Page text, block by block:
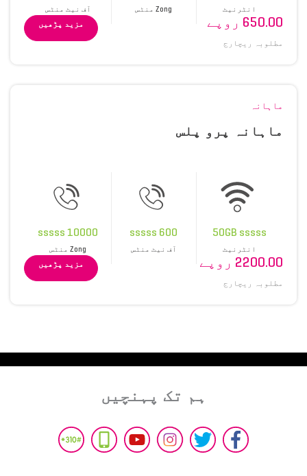
انٹرنیٹ Zong منٹس آف نیٹ منٹس
650.00 روپے
مطلوبہ ریچارج
مزید پڑھیں
ماہانہ
ماہانہ پرو پلس
50GB sssss
انٹرنیٹ
600 sssss
آف نیٹ منٹس
10000 sssss
Zong منٹس
2200.00 روپے
مطلوبہ ریچارج
مزید پڑھیں
ہم تک پہنچیں